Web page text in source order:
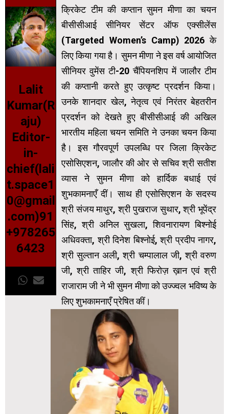
Lalit
Kumar(R
aju)
Editor-
in-
chief(lali
t.space1
0@gmail
.com)91
+978265
6423
क्रिकेट टीम की कप्तान सुमन मीणा का चयन
बीसीसीआई सीनियर सेंटर ऑफ एक्सीलेंस
(Targeted Women’s Camp) 2026 के
लिए किया गया है। सुमन मीणा ने इस वर्ष आयोजित
सीनियर वुमेंस टी-20 चैंपियनशिप में जालौर टीम
की कप्तानी करते हुए उत्कृष्ट प्रदर्शन किया।
उनके शानदार खेल, नेतृत्व एवं निरंतर बेहतरीन
प्रदर्शन को देखते हुए बीसीसीआई की अखिल
भारतीय महिला चयन समिति ने उनका चयन किया
है। इस गौरवपूर्ण उपलब्धि पर जिला क्रिकेट
एसोसिएशन, जालौर की ओर से सचिव श्री सतीश
व्यास ने सुमन मीणा को हार्दिक बधाई एवं
शुभकामनाएँ दीं। साथ ही एसोसिएशन के सदस्य
श्री संजय माथुर, श्री पुखराज सुथार, श्री भूपेंद्र
सिंह, श्री अनिल सुखला, शिवनारायण बिश्नोई
अधिवक्ता, श्री दिनेश बिश्नोई, श्री प्रदीप नागर,
श्री सुल्तान अली, श्री चम्पालाल जी, श्री वरुण
जी, श्री ताहिर जी, श्री फिरोज़ ख़ान एवं श्री
राजाराम जी ने भी सुमन मीणा को उज्ज्वल भविष्य के
लिए शुभकामनाएँ प्रेषित कीं।